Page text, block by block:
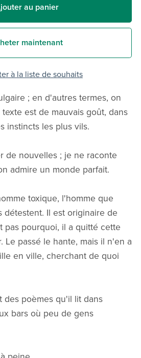
au panier
maintenant
à la liste de souhaits
; en d'autres termes, on
est de mauvais goût, dans
instincts les plus vils.
de nouvelles ; je ne raconte
admire un monde parfait.
toxique, l'homme que
détestent. Il est originaire de
pas pourquoi, il a quitté cette
Le passé le hante, mais il n'en a
en ville, cherchant de quoi
des poèmes qu'il lit dans
bars où peu de gens